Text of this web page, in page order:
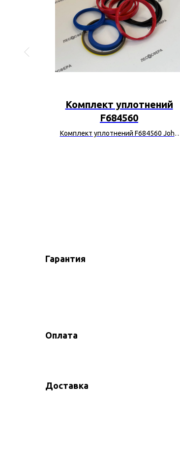
Комплект уплотнений
F684560
Комплект уплотнений F684560 John
Гарантия
Оплата
Доставка